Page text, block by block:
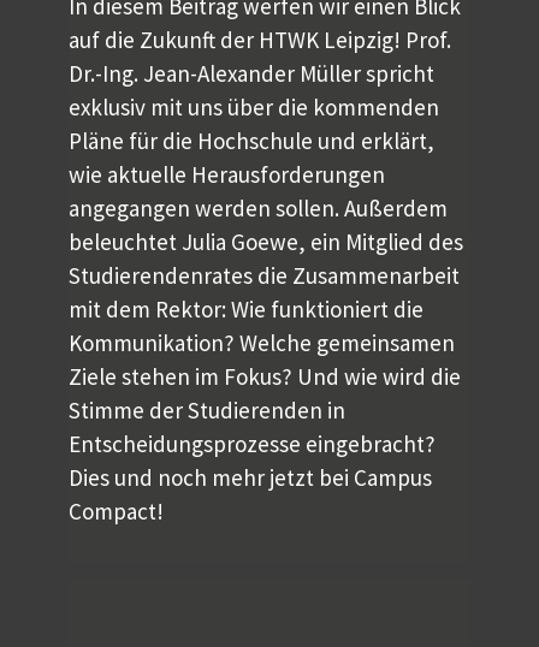
auf die Zukunft der HTWK Leipzig! Prof.
Dr.-Ing. Jean-Alexander Müller spricht
exklusiv mit uns über die kommenden
Pläne für die Hochschule und erklärt,
wie aktuelle Herausforderungen
angegangen werden sollen. Außerdem
beleuchtet Julia Goewe, ein Mitglied des
Studierendenrates die Zusammenarbeit
mit dem Rektor: Wie funktioniert die
Kommunikation? Welche gemeinsamen
Ziele stehen im Fokus? Und wie wird die
Stimme der Studierenden in
Entscheidungsprozesse eingebracht?
Dies und noch mehr jetzt bei Campus
Compact!